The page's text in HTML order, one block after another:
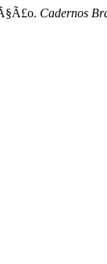
Cadernos